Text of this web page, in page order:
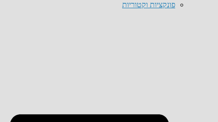
פונקציות וקטוריות